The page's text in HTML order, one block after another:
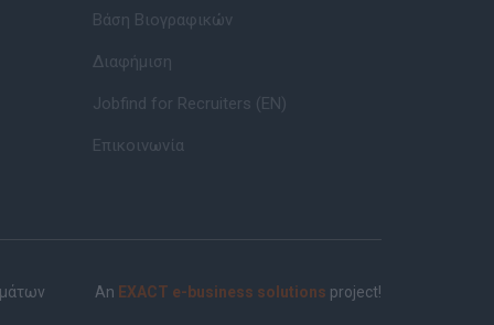
Βάση Βιογραφικών
Διαφήμιση
Jobfind for Recruiters (EN)
Επικοινωνία
An EXACT e-business solutions project!